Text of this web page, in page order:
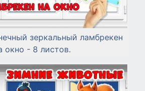
зеркальный ламбрекен
окно - 8 листов.